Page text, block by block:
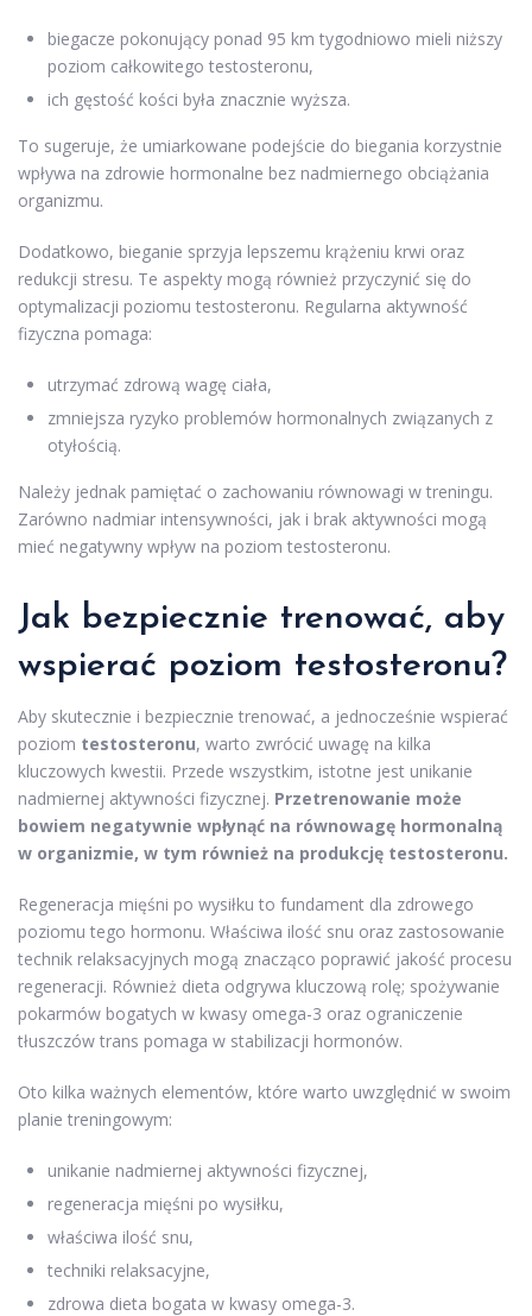
biegacze pokonujący ponad 95 km tygodniowo mieli niższy
poziom całkowitego testosteronu,
ich gęstość kości była znacznie wyższa.
To sugeruje, że umiarkowane podejście do biegania korzystnie
wpływa na zdrowie hormonalne bez nadmiernego obciążania
organizmu.
Dodatkowo, bieganie sprzyja lepszemu krążeniu krwi oraz
redukcji stresu. Te aspekty mogą również przyczynić się do
optymalizacji poziomu testosteronu. Regularna aktywność
fizyczna pomaga:
utrzymać zdrową wagę ciała,
zmniejsza ryzyko problemów hormonalnych związanych z
otyłością.
Należy jednak pamiętać o zachowaniu równowagi w treningu.
Zarówno nadmiar intensywności, jak i brak aktywności mogą
mieć negatywny wpływ na poziom testosteronu.
Jak bezpiecznie trenować, aby
wspierać poziom testosteronu?
Aby skutecznie i bezpiecznie trenować, a jednocześnie wspierać
poziom testosteronu, warto zwrócić uwagę na kilka
kluczowych kwestii. Przede wszystkim, istotne jest unikanie
nadmiernej aktywności fizycznej. Przetrenowanie może
bowiem negatywnie wpłynąć na równowagę hormonalną
w organizmie, w tym również na produkcję testosteronu.
Regeneracja mięśni po wysiłku to fundament dla zdrowego
poziomu tego hormonu. Właściwa ilość snu oraz zastosowanie
technik relaksacyjnych mogą znacząco poprawić jakość procesu
regeneracji. Również dieta odgrywa kluczową rolę; spożywanie
pokarmów bogatych w kwasy omega-3 oraz ograniczenie
tłuszczów trans pomaga w stabilizacji hormonów.
Oto kilka ważnych elementów, które warto uwzględnić w swoim
planie treningowym:
unikanie nadmiernej aktywności fizycznej,
regeneracja mięśni po wysiłku,
właściwa ilość snu,
techniki relaksacyjne,
zdrowa dieta bogata w kwasy omega-3.